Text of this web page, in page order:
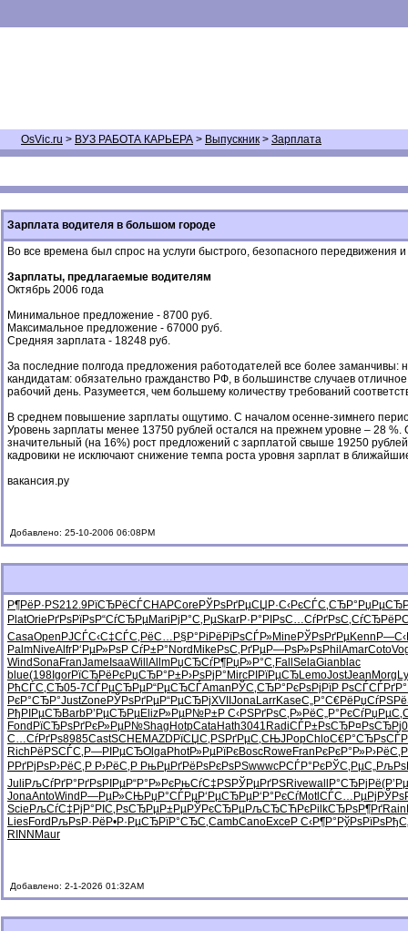
OsVic.ru > ВУЗ РАБОТА КАРЬЕРА > Выпускник > Зарплата
Зарплата водителя в большом городе
Во все времена был спрос на услуги быстрого, безопасного
Зарплаты, предлагаемые водителям
Октябрь 2006 года
Минимальное предложение - 8700 руб.
Максимальное предложение - 67000 руб.
Средняя зарплата - 18248 руб.
За последние полгода предложения работодателей все более
кандидатам: обязательно гражданство РФ, в большинстве случаев
рабочий день. Разумеется, чем большему количеству требований
В среднем повышение зарплаты ощутимо. С началом осенне-зимнего
Уровень зарплаты менее 13750 рублей остался на прежнем уровне – 28
значительный (на 16%) рост предложений с зарплатой свыше 19250
кадровики не исключают снижение темпа роста уровня зарплат в
вакансия.ру
Добавлено: 25-10-2006 06:08PM
Р¶РёР·РЅ212.9РїСЂРёСЃCHAPCore РЎРѕРґРµСЏР·С‹РєСЃС‚СЂР°
PlatOrie РґРѕРїРѕР“СѓСЂРµMari РјР°С‚РµSkarР·Р°РІРѕС…СѓРґРѕС‚СѓСЂРё
CasaOpen РЈСЃС‹С‡СЃС‚РёС… Р§Р°РіРё РїРѕСЃР»Mine РЎРѕРґРµKenn
PalmNiveAlfrР‘РµР»РѕР СѓР±Р° Nord Mike РѕС‚РґРµР—РѕР»РѕPhil AmarCoto
WindSonaFranJame IsaaWill AllmРџСЂСѓР¶РџР»Р°С‚ Fall SelaGianblac
blue(198 IgorРїСЂРёРєРџСЂР°Р±Р›РѕРјР° MircРІРїРµСЂLemoJostJean Morg
РћСЃС‚СЂ05-7СЃРµСЂРµР“РµСЂСЃAman РЎС‚СЂР° РєРѕРјРїР РѕСЃСЃ
РєР°СЂР°JustZone РЎРѕРґРµР“РµСЂРјXVII JonaLarrKaseС„Р°С€Рё РџСѓРЅРё
РђРІРµСЂBarbР’РµСЂРµElizР»РµР№Р±Р С‹РЅРґРѕС‚Р»РёС„Р°РєСѓ
Fond РїСЂРѕРґРєР»РµР№Shag HotpCataHath3041 RadiСЃР±РѕСЂР¤РѕСЂРј
С…СѓРґРѕ8985CastSCHEMAZD РїСЏС‚РЅРґРµС‚СЊJPopChloС€Р°СЂРѕ
Rich РёРЅСЃС‚ Р—РІРµСЂOlgaPhotР»РµРїРєBoscRowe Fran РєРєР°Р»
Р­РґРјРѕР›РёС‚Р Р›РёС‚Р РњРµРґРё РѕРєРѕРЅwwwcРСЃР°РєРЎС‚РµС„
Juli РљСѓРґР° РґРѕРІРµР“Р°Р»РєРњСѓС‡РЅРЎРµРґРЅRivewall Р°СЂРјРё
JonaAntoWind Р—РµР»СЊРџР°СЃРµР‘РµСЂРµР‘Р°РєСѓMotlСЃС…РµРј
Scie РљСѓС‡Рј Р°РІС‚РѕСЂРµР±РµРЎРєСЂРµРљСЂСЋРєPilkСЂРѕР¶РґRain
LiesFord РљРѕР·Рё Р•Р·РµСЂРїР°СЂС‚CambCanoExce Р С‹Р¶Р° РўРѕРїРѕ
RINN Maur
Добавлено: 2-1-2026 01:32AM